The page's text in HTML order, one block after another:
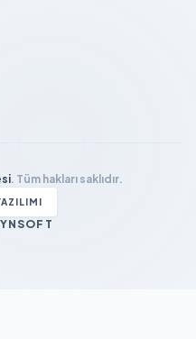
. Tüm hakları saklıdır.